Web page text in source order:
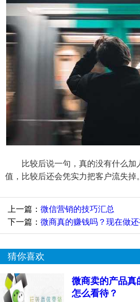
比较后说一句，真的没有什么加
值，比较后还会凭实力把客户流失掉。
上一篇： 微信营销的技巧汇总
下一篇： 微商真的赚钱吗？现在做还
猜你喜欢
微商卖的产品真
怎么看待？